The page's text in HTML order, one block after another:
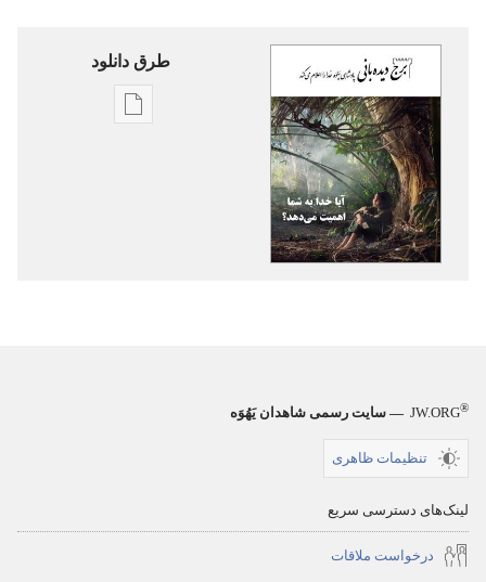
طرق دانلود
گزینۀ
JW.ORG® — سایت رسمی شاهدان یَهُوَه
تنظیمات ظاهری
لینک‌های دسترسی سریع
درخواست ملاقات